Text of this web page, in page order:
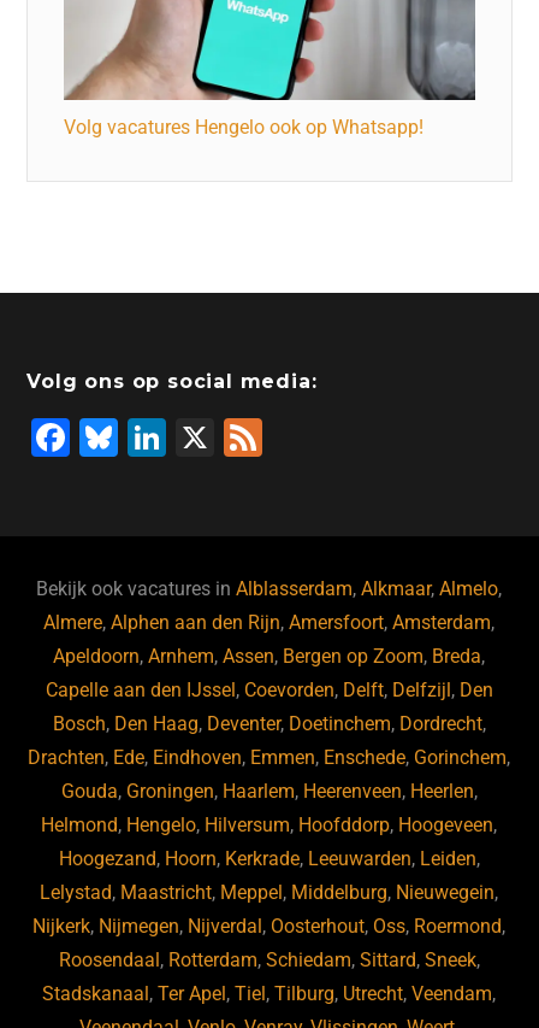
Volg vacatures Hengelo ook op Whatsapp!
Volg ons op social media:
F
b
o
o
k
Bl
ky
Li
dI
n
X
Bekijk ook vacatures inAlblasserdam,Alkmaar,Almelo,
Almere,Alphen aan den Rijn,Amersfoort,Amsterdam,
Apeldoorn,Arnhem,Assen, Bergen op Zoom, Breda,
Capelle aan den IJssel, Coevorden, Delft, Delfzijl, Den
Bosch, Den Haag, Deventer, Doetinchem, Dordrecht,
Drachten, Ede, Eindhoven, Emmen, Enschede, Gorinchem,
Gouda, Groningen, Haarlem, Heerenveen, Heerlen,
Helmond, Hengelo, Hilversum, Hoofddorp, Hoogeveen,
Hoogezand, Hoorn, Kerkrade, Leeuwarden, Leiden,
Lelystad, Maastricht, Meppel, Middelburg, Nieuwegein,
Nijkerk, Nijmegen, Nijverdal, Oosterhout, Oss, Roermond,
Roosendaal, Rotterdam, Schiedam, Sittard, Sneek,
Stadskanaal,Ter Apel,Tiel,Tilburg, Utrecht,Veendam,